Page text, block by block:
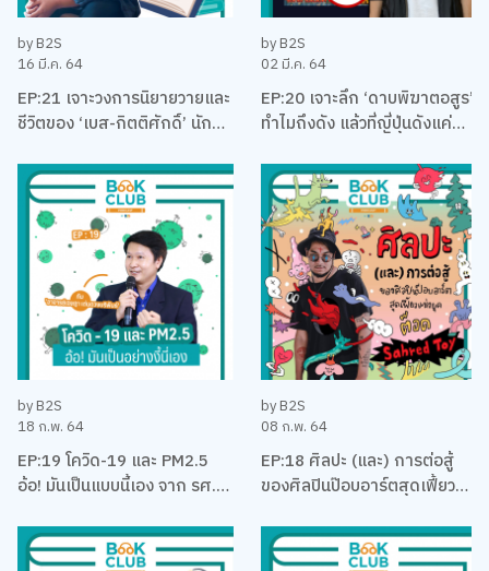
by B2S
16 มี.ค. 64
EP:21 เจาะวงการนิยายวายและ
ชีวิตของ ‘เบส-กิตติศักดิ์’ นัก
บริหาร
by B2S
02 มี.ค. 64
EP:20 เจาะลึก ‘ดาบพิฆาตอสูร’
ทำไมถึงดัง แล้วที่ญี่ปุ่นดังแค่
คุง-ณัฐพงศ์ ไชยวานิชย์ผล
by B2S
18 ก.พ. 64
EP:19 โควิด-19 และ PM2.5
อ้อ! มันเป็นแบบนี้เอง จาก รศ.
by B2S
08 ก.พ. 64
EP:18 ศิลปะ (และ) การต่อสู้
ของศิลปินป๊อบอาร์ตสุดเฟี้ยว